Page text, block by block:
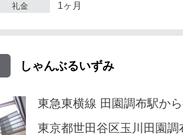
礼金 1ヶ月
しゃんぶるいずみ
東急東横線 田園調布駅か
東京都世田谷区玉川田園調